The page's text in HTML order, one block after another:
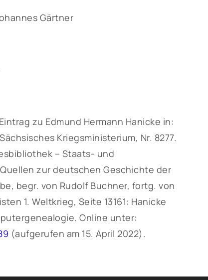
Gärtner
zu Edmund Hermann Hanicke in:
Kriegsministerium, Nr. 8277.
– Staats- und
zur deutschen Geschichte der
begr. von Rudolf Buchner, fortg. von
1. Weltkrieg, Seite 13161: Hanicke
Online unter:
(aufgerufen am 15. April 2022).